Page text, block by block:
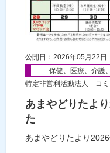
公開日：2026年05月22日
保健、医療、介護
特定非営利活動法人 コミ
あまやどりたよ
た
あまやどりたより